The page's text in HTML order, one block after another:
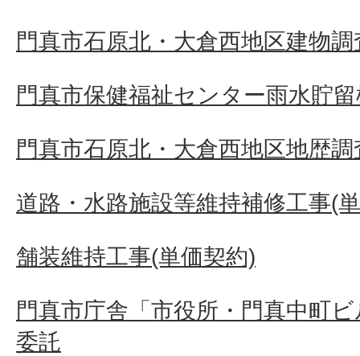
門真市石原北・大倉西地区建物
門真市保健福祉センター雨水貯
門真市石原北・大倉西地区地歴
道路・水路施設等維持補修工事(
舗装維持工事(単価契約)
門真市庁舎「市役所・門真中町
委託